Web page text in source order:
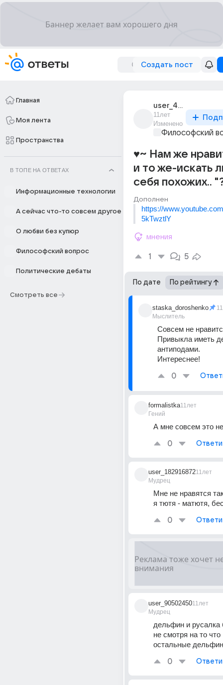
Создать пост
Главная
Моя лента
Пространства
В ТОПЕ НА ОТВЕТАХ
Информационные технологии
А сейчас что-то совсем другое
О любви без купюр
Философский вопрос
Политические дебаты
Смотреть все
user_49875271
11лет
Изменено
Философский
♥~ Нам же
и то же-искать
себя похожих..
Дополнен
https://
5kTwztlY
мнения
1 5
По дате По рейтингу
staska_doroshenko
Мыслитель
Совсем не
Привыкла иметь
антиподами.
Интереснее!
0
formalistka
Гений
11лет
А мне совсем это
0
user_182916872
Мудрец
11лет
Мне не нравятся
я тютя - матютя,
0
user_90502450
Мудрец
11лет
дельфин и русалка
не смотря на то что
остальные
0